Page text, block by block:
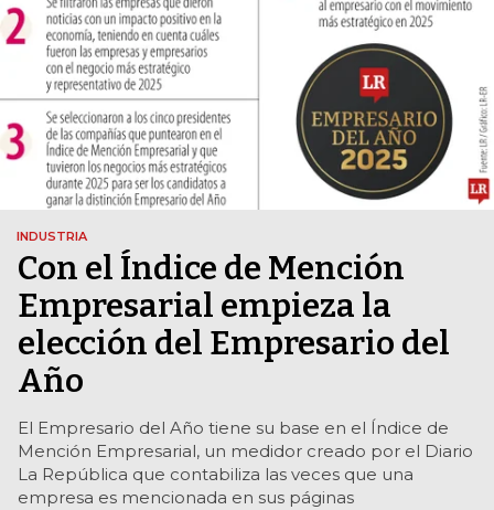
INDUSTRIA
Con el Índice de Mención
Empresarial empieza la
elección del Empresario del
Año
El Empresario del Año tiene su base en el Índice de
Mención Empresarial, un medidor creado por el Diario
La República que contabiliza las veces que una
empresa es mencionada en sus páginas